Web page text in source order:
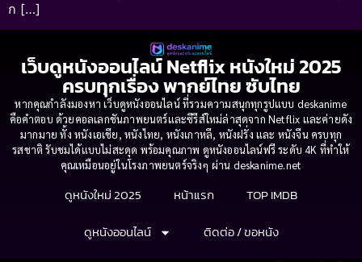
ก […]
เว็บดูหนังออนไลน์ Netflix หนังใหม่ 2025
ครบทุกเรื่อง พากย์ไทย ซับไทย
หากคุณกำลังมองหา เว็บดูหนังออนไลน์ ที่รวมความสนุกทุกรูปแบบ deskanime
คือคำตอบ ด้วยคอลเลกชันภาพยนตร์และซีรีส์ใหม่ล่าสุดจาก Netflix และค่ายดัง
มากมาย ทั้ง หนังเอเชีย, หนังไทย, หนังเกาหลี, หนังฝรั่ง และ หนังจีน ครบทุก
รสชาติ รับชมได้แบบไม่สะดุด พร้อมคุณภาพ ดูหนังออนไลน์ฟรี ระดับ 4K ที่ทำให้
คุณเหมือนอยู่ในโรงภาพยนตร์จริงๆ ผ่าน deskanime.net
ดูหนังใหม่ 2025 หน้าแรก
TOP IMDB
ดูหนังออนไลน์
ติดต่อ / ขอหนัง